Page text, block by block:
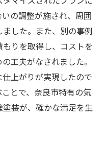
の調整が施され、周囲
した。また、別の事例
りを取得し、コストを
工夫がなされました。
上がりが実現したので
とで、奈良市特有の気
装が、確かな満足を生